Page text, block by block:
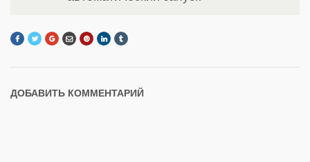
ДОБАВИТЬ КОММЕНТАРИЙ